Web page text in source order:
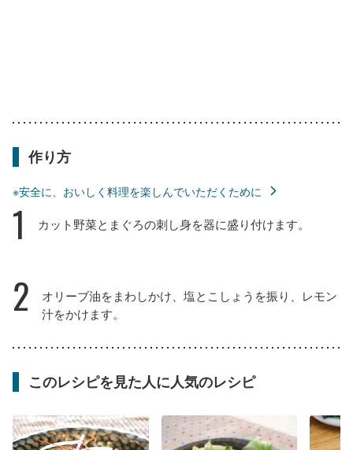
作り方
※安全に、おいしく料理を楽しんでいただくために
1 カット野菜とまぐろの刺し身を器に盛り付けます。
2
オリーブ油をまわしかけ、塩とこしょうを振り、レモン
汁をかけます。
このレシピを見た人に人気のレシピ